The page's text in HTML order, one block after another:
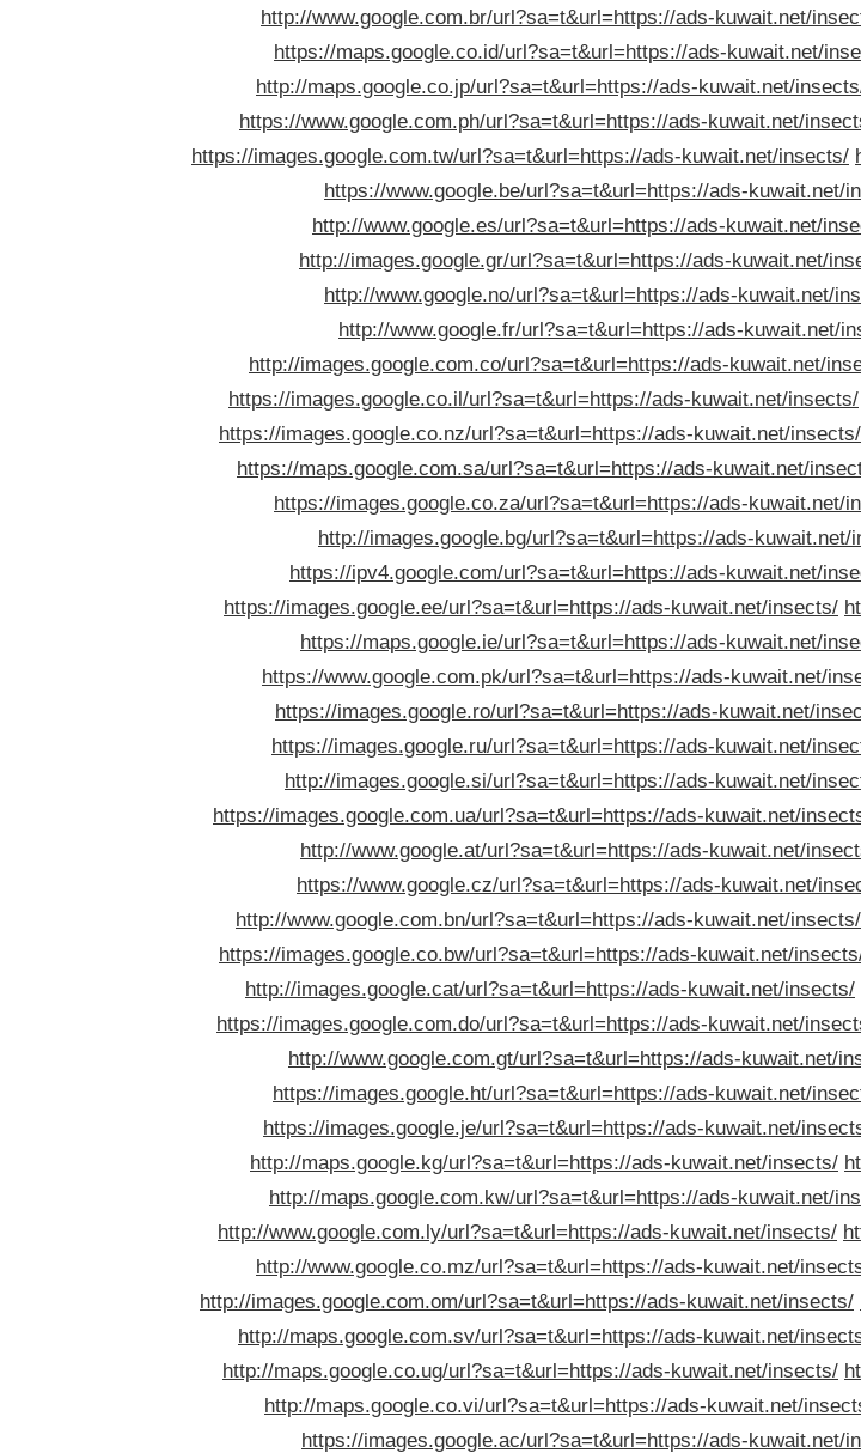
http://www.google.com.br/url?sa=t&url=https://ads-kuwait.net/
https://maps.google.co.id/url?sa=t&url=https://ads-kuwait.net/
http://maps.google.co.jp/url?sa=t&url=https://ads-kuwait.net/
https://www.google.com.ph/url?sa=t&url=https://ads-kuwait.net/
https://images.google.com.tw/url?sa=t&url=https://ads-kuwait.net/insects/
https://www.google.be/url?sa=t&url=https://ads-kuwait.net/
http://www.google.es/url?sa=t&url=https://ads-kuwait.net/
http://images.google.gr/url?sa=t&url=https://ads-kuwait.net/
http://www.google.no/url?sa=t&url=https://ads-kuwait.net/
http://www.google.fr/url?sa=t&url=https://ads-kuwait.net/
http://images.google.com.co/url?sa=t&url=https://ads-kuwait.net/
https://images.google.co.il/url?sa=t&url=https://ads-kuwait.net/insects/
https://images.google.co.nz/url?sa=t&url=https://ads-kuwait.net/insects/
https://maps.google.com.sa/url?sa=t&url=https://ads-kuwait.net/
https://images.google.co.za/url?sa=t&url=https://ads-kuwait.net/
http://images.google.bg/url?sa=t&url=https://ads-kuwait.net/
https://ipv4.google.com/url?sa=t&url=https://ads-kuwait.net/
https://images.google.ee/url?sa=t&url=https://ads-kuwait.net/insects/
https://maps.google.ie/url?sa=t&url=https://ads-kuwait.net/
https://www.google.com.pk/url?sa=t&url=https://ads-kuwait.net/
https://images.google.ro/url?sa=t&url=https://ads-kuwait.net/
https://images.google.ru/url?sa=t&url=https://ads-kuwait.net/
http://images.google.si/url?sa=t&url=https://ads-kuwait.net/
https://images.google.com.ua/url?sa=t&url=https://ads-kuwait.net/
http://www.google.at/url?sa=t&url=https://ads-kuwait.net/
https://www.google.cz/url?sa=t&url=https://ads-kuwait.net/
http://www.google.com.bn/url?sa=t&url=https://ads-kuwait.net/insects/
https://images.google.co.bw/url?sa=t&url=https://ads-kuwait.net/
http://images.google.cat/url?sa=t&url=https://ads-kuwait.net/insects/
https://images.google.com.do/url?sa=t&url=https://ads-kuwait.net/
http://www.google.com.gt/url?sa=t&url=https://ads-kuwait.net/
https://images.google.ht/url?sa=t&url=https://ads-kuwait.net/
https://images.google.je/url?sa=t&url=https://ads-kuwait.net/
http://maps.google.kg/url?sa=t&url=https://ads-kuwait.net/insects/
http://maps.google.com.kw/url?sa=t&url=https://ads-kuwait.net/
http://www.google.com.ly/url?sa=t&url=https://ads-kuwait.net/insects/
http://www.google.co.mz/url?sa=t&url=https://ads-kuwait.net/
http://images.google.com.om/url?sa=t&url=https://ads-kuwait.net/insects/
http://maps.google.com.sv/url?sa=t&url=https://ads-kuwait.net/
http://maps.google.co.ug/url?sa=t&url=https://ads-kuwait.net/insects/
http://maps.google.co.vi/url?sa=t&url=https://ads-kuwait.net/
https://images.google.ac/url?sa=t&url=https://ads-kuwait.net/